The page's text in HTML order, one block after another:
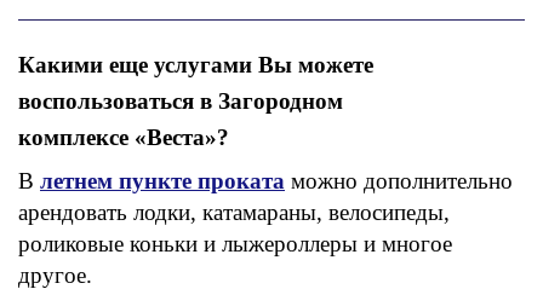
Какими еще услугами Вы можете
воспользоваться в Загородном
комплексе «Веста»?
В летнем пункте проката можно дополнительно
арендовать лодки, катамараны, велосипеды,
роликовые коньки и лыжероллеры и многое
другое.